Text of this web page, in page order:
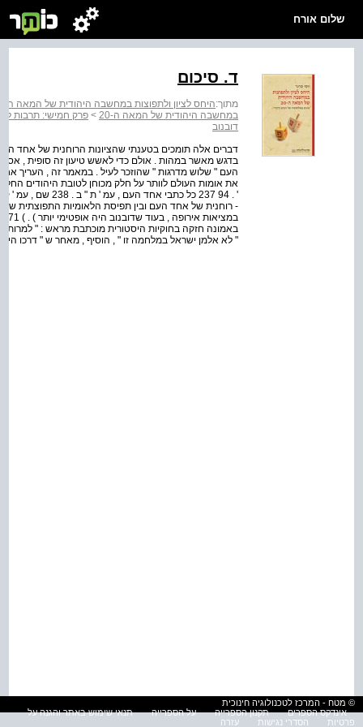
שלום אורח
ד. סיכום
מתוך:היחס לציון ולתפוצות במחשבה היהודית של המאה ה־20 : עיונים בפילוסופיה של הקיום היהודי
במחשבה היהודית של המאה ה-20
> פרק חמישי: תרבות
דובנוב
דברים אלה תומכים בטענתי שהציונות הרוחנית של אחד
בדגש מאשר במהות . אולם כדי לאשש טיעון זה סופית ,
העם " שלוש מדרגות " שהוזכר לעיל . במאמר זה , העריך
- רוחנית של אחד העם ובין תפיסת הלאומיות התפוצתית
באמונה חזקה בחוקיות היסטורית מוכתבת מראש : " למרות
" לא אלמן ישראל במלחמה זו " , הוסיף , מאחר ש " דרכו
© מטח - המרכז לטכנולוגיה חינוכית
אינדקס הספרים
תקנון הספרייה על הספרייה
תנאי שימוש באתר והגנה על
פרטיות
הסדרי נגישות עזרה